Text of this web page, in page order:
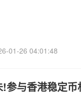
01-26 04:01:48
参与香港稳定币